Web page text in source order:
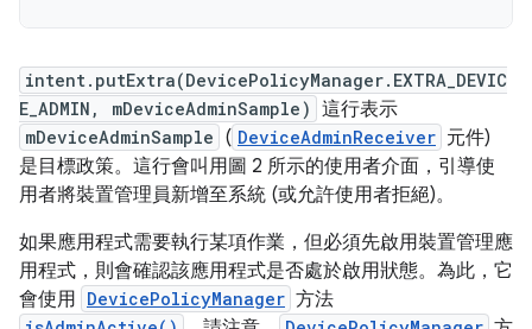
intent.putExtra(DevicePolicyManager.EXTRA_DEVIC
E_ADMIN, mDeviceAdminSample) 這行表示
mDeviceAdminSample ( DeviceAdminReceiver 元件)
是目標政策。這行會叫用圖 2 所示的使用者介面，引導使
用者將裝置管理員新增至系統 (或允許使用者拒絕)。
如果應用程式需要執行某項作業，但必須先啟用裝置管理應
用程式，則會確認該應用程式是否處於啟用狀態。為此，它
會使用 DevicePolicyManager 方法